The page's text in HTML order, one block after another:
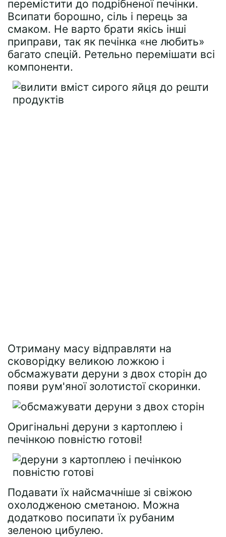
перемістити до подрібненої печінки.
Всипати борошно, сіль і перець за
смаком. Не варто брати якісь інші
приправи, так як печінка «не любить»
багато спецій. Ретельно перемішати всі
компоненти.
Отриману масу відправляти на
сковорідку великою ложкою і
обсмажувати деруни з двох сторін до
появи рум'яної золотистої скоринки.
Оригінальні деруни з картоплею і
печінкою повністю готові!
Подавати їх найсмачніше зі свіжою
охолодженою сметаною. Можна
додатково посипати їх рубаним
зеленою цибулею.